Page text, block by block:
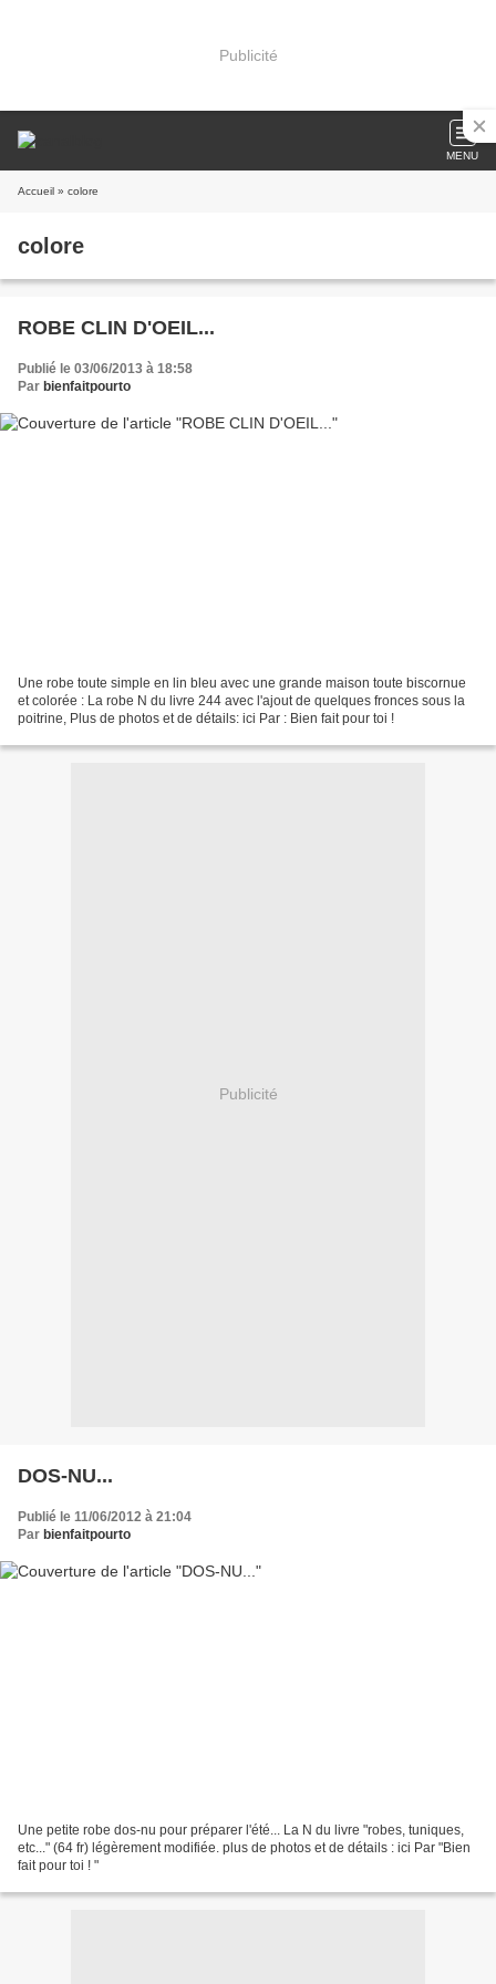
Publicité
MENU
Accueil » colore
colore
ROBE CLIN D'OEIL...
Publié le 03/06/2013 à 18:58
Par bienfaitpourto
Une robe toute simple en lin bleu avec une grande maison toute biscornue
et colorée : La robe N du livre 244 avec l'ajout de quelques fronces sous la
poitrine, Plus de photos et de détails: ici Par : Bien fait pour toi !
Publicité
DOS-NU...
Publié le 11/06/2012 à 21:04
Par bienfaitpourto
Une petite robe dos-nu pour préparer l'été... La N du livre "robes, tuniques,
etc..." (64 fr) légèrement modifiée. plus de photos et de détails : ici Par "Bien
fait pour toi ! "